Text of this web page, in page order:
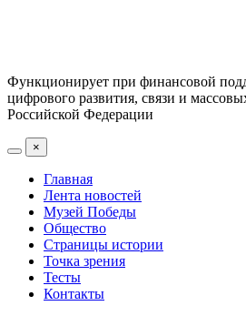
Функционирует при финансовой
цифрового развития, связи и
Российской Федерации
×
Главная
Лента новостей
Музей Победы
Общество
Страницы истории
Точка зрения
Тесты
Контакты